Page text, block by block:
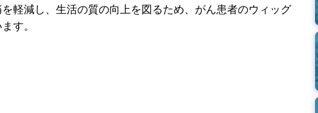
軽減し、生活の質の向上を図るため、がん患者のウィッグ
す。